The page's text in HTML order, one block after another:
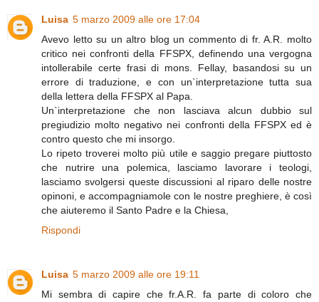
Luisa 5 marzo 2009 alle ore 17:04
Avevo letto su un altro blog un commento di fr. A.R. molto
critico nei confronti della FFSPX, definendo una vergogna
intollerabile certe frasi di mons. Fellay, basandosi su un
errore di traduzione, e con un`interpretazione tutta sua
della lettera della FFSPX al Papa.
Un`interpretazione che non lasciava alcun dubbio sul
pregiudizio molto negativo nei confronti della FFSPX ed è
contro questo che mi insorgo.
Lo ripeto troverei molto più utile e saggio pregare piuttosto
che nutrire una polemica, lasciamo lavorare i teologi,
lasciamo svolgersi queste discussioni al riparo delle nostre
opinoni, e accompagniamole con le nostre preghiere, è così
che aiuteremo il Santo Padre e la Chiesa,
Rispondi
Luisa 5 marzo 2009 alle ore 19:11
Mi sembra di capire che fr.A.R. fa parte di coloro che